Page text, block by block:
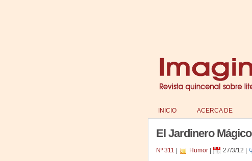
INICIO ACERCA DE
El Jardinero Mágico
Nº 311 Humor| 27/3/12